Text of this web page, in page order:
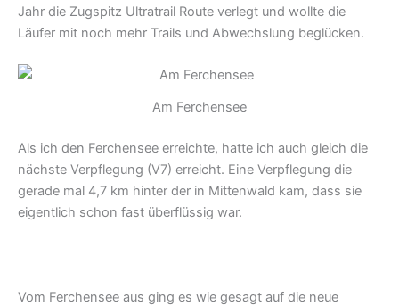
Jahr die Zugspitz Ultratrail Route verlegt und wollte die
Läufer mit noch mehr Trails und Abwechslung beglücken.
Am Ferchensee
Als ich den Ferchensee erreichte, hatte ich auch gleich die
nächste Verpflegung (V7) erreicht. Eine Verpflegung die
gerade mal 4,7 km hinter der in Mittenwald kam, dass sie
eigentlich schon fast überflüssig war.
Vom Ferchensee aus ging es wie gesagt auf die neue